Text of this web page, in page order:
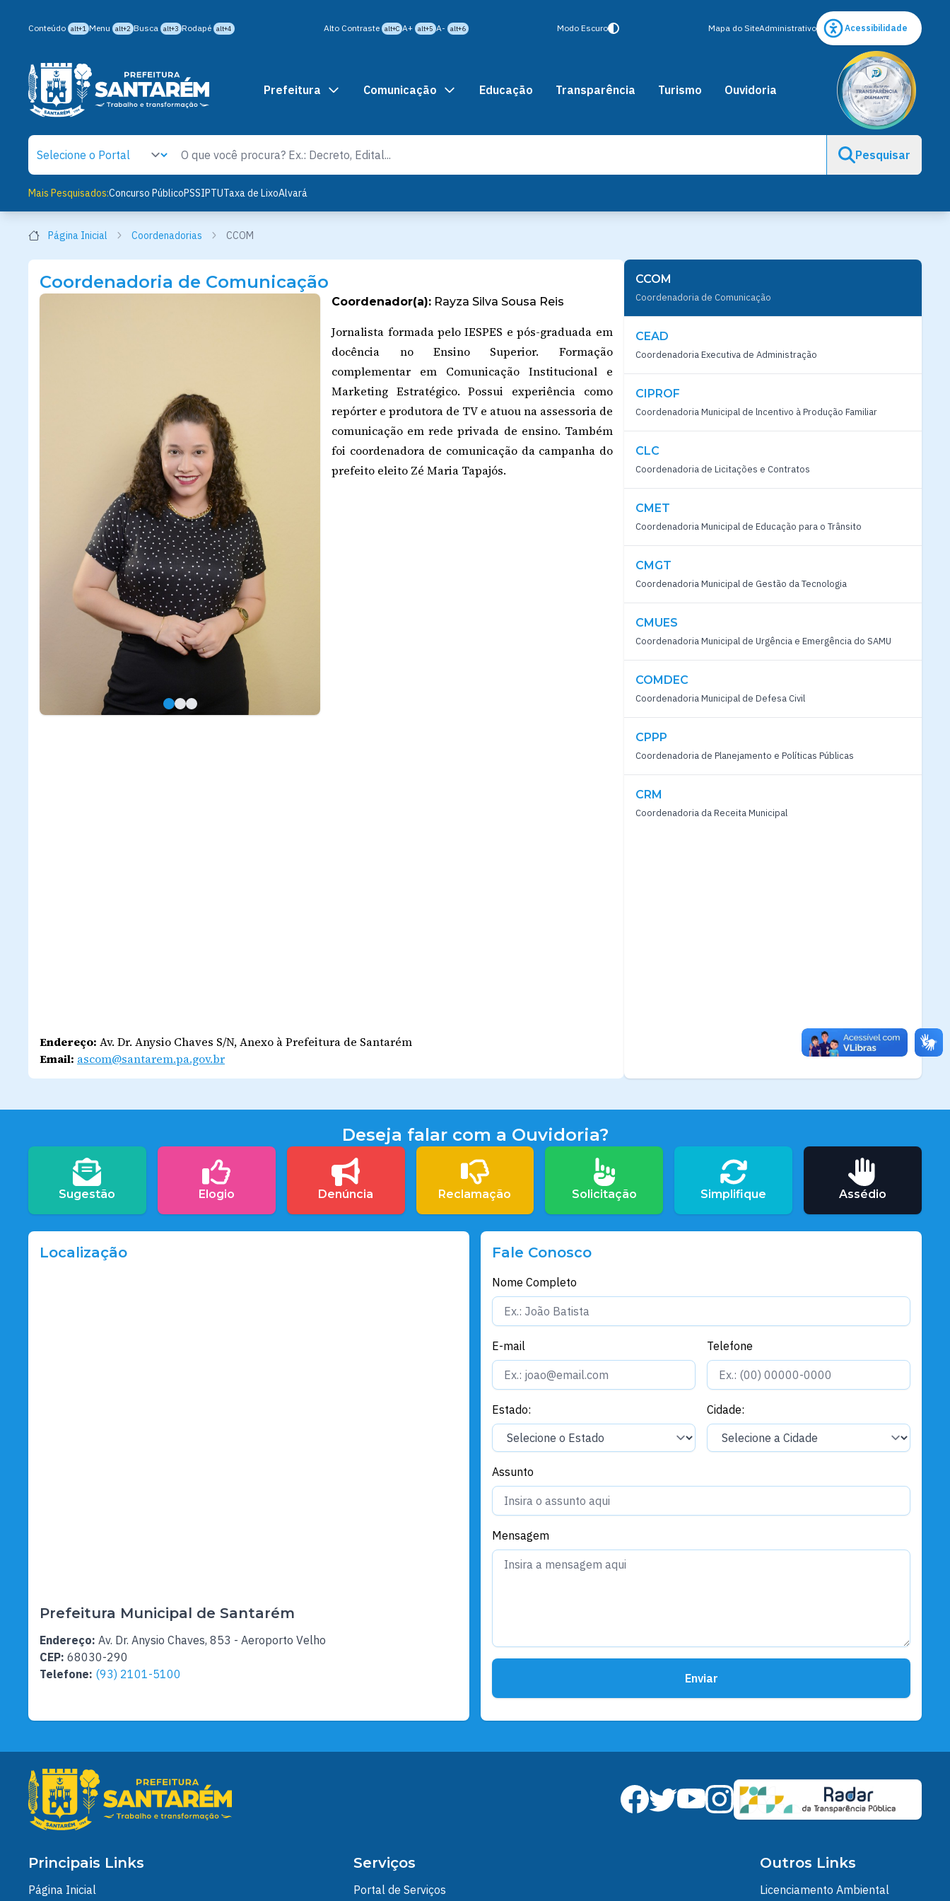
Conteúdo alt+1 Menu alt+2 Busca alt+3 Rodapé alt+4 Alto Contraste alt+C A+ alt+5 A- alt+6 Modo Escuro Mapa do SiteAdministrativo Acessibilidade
Prefeitura Comunicação Educação Transparência Turismo Ouvidoria
Pesquisar
Mais Pesquisados:Concurso PúblicoPSSIPTUTaxa de LixoAlvará
Página Inicial Coordenadorias CCOM
Coordenadoria de Comunicação
Coordenador(a): Rayza Silva Sousa Reis
Jornalista formada pelo IESPES e pós-graduada em
docência no Ensino Superior. Formação
complementar em Comunicação Institucional e
Marketing Estratégico. Possui experiência como
repórter e produtora de TV e atuou na assessoria de
comunicação em rede privada de ensino. Também
foi coordenadora de comunicação da campanha do
prefeito eleito Zé Maria Tapajós.
Endereço: Av. Dr. Anysio Chaves S/N, Anexo à Prefeitura de Santarém
Email: ascom@santarem.pa.gov.br
CCOM
Coordenadoria de Comunicação
CEAD
Coordenadoria Executiva de Administração
CIPROF
Coordenadoria Municipal de lncentivo à Produção Familiar
CLC
Coordenadoria de Licitações e Contratos
CMET
Coordenadoria Municipal de Educação para o Trânsito
CMGT
Coordenadoria Municipal de Gestão da Tecnologia
CMUES
Coordenadoria Municipal de Urgência e Emergência do SAMU
COMDEC
Coordenadoria Municipal de Defesa Civil
CPPP
Coordenadoria de Planejamento e Políticas Públicas
CRM
Coordenadoria da Receita Municipal
Deseja falar com a Ouvidoria?
Sugestão Elogio Denúncia Reclamação Solicitação Simplifique Assédio
Localização
Prefeitura Municipal de Santarém
Endereço: Av. Dr. Anysio Chaves, 853 - Aeroporto Velho
CEP: 68030-290
Telefone: (93) 2101-5100
Fale Conosco
Nome Completo
E-mail Telefone
Estado: Cidade:
Assunto
Mensagem
Enviar
Principais Links
Página Inicial
Serviços
Portal de Serviços
Outros Links
Licenciamento Ambiental